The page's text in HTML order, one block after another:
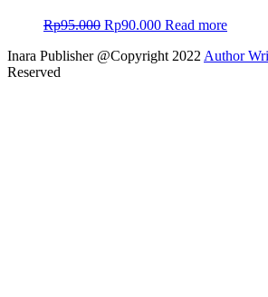
Rp95.000 Rp90.000 Read more
Inara Publisher @Copyright 2022 Author
Reserved